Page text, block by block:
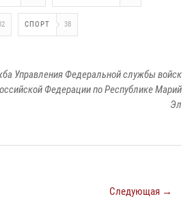
СПОРТ 38
Управления Федеральной службы войск
Федерации по Республике Марий
Эл
Следующая →